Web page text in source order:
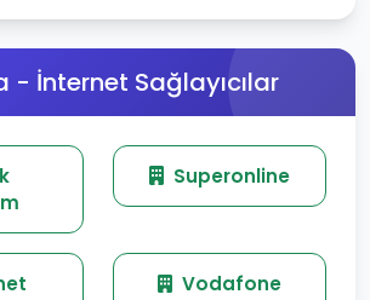
- İnternet Sağlayıcılar
Superonline
Vodafone